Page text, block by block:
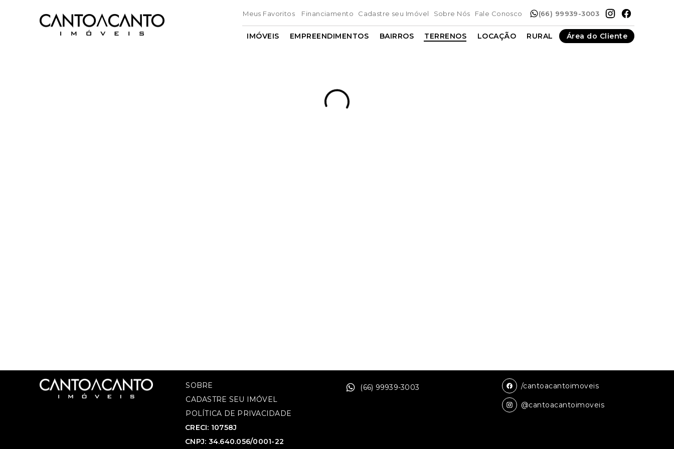
Meus Favoritos Financiamento Cadastre seu Imóvel Sobre Nós Fale Conosco (66) 99939-3003
IMÓVEIS EMPREENDIMENTOS BAIRROS TERRENOS LOCAÇÃO RURAL Área do Cliente
SOBRE
CADASTRE SEU IMÓVEL
POLÍTICA DE PRIVACIDADE
CRECI: 10758J
CNPJ: 34.640.056/0001-22
(66) 99939-3003 /cantoacantoimoveis
@cantoacantoimoveis